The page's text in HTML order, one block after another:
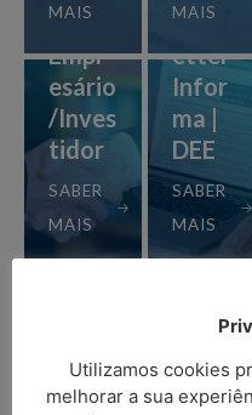
MAIS MAIS
ao
Empr
esário
/Inves
tidor
SABER
MAIS
Newsl
etter
Infor
ma |
DEE
SABER
MAIS
gens
em
invest
co
SABER
apoio
SABER
Utilizamos cookies
melhorar a sua